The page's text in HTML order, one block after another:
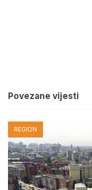
Povezane vijesti
REGION